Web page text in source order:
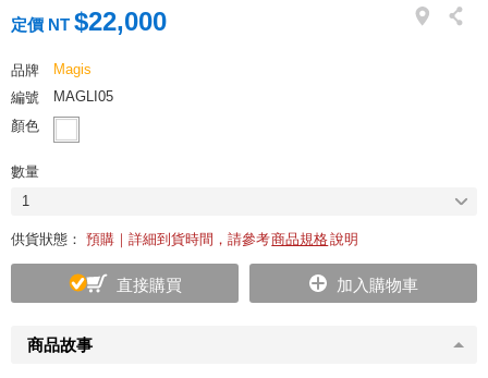
商品故事
定價 NT $22,000
品牌
Magis
編號
MAGLI05
顏色
數量
1
供貨狀態： 預購｜詳細到貨時間，請參考商品規格說明
直接購買 加入購物車